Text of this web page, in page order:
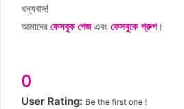
ধন্যবাদ!
আমাদের ফেসবুক পেজএবং ফেসবুকে গ্রুপ।
0
User Rating: Be the first one !